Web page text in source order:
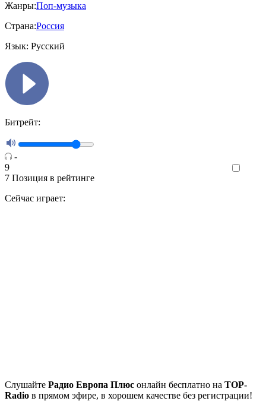
Жанры:Поп-музыка
Страна:Россия
Язык: Русский
Битрейт:
-
9
7 Позиция в рейтинге
Сейчас играет:
Cлушайте Радио Европа Плюс онлайн бесплатно на TOP-
Radio в прямом эфире, в хорошем качестве без регистрации!